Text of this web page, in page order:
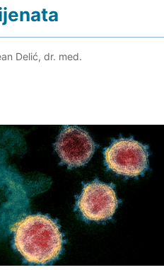
Delić, dr. med.